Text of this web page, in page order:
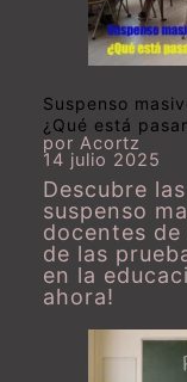
Suspenso
¿Qué está
por Acortz
14 julio 2025
Descubre
suspenso
docentes de
de las
en la
ahora!